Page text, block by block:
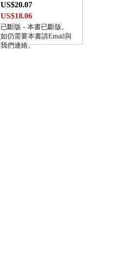
US$20.07
US$18.06
已斷版 - 本書已斷版。
如仍需要本書請Email與
我們連絡。